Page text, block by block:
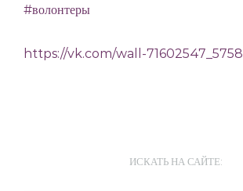
#волонтеры
https://vk.com/wall-71602547_5758
ИСКАТЬ НА САЙТЕ: